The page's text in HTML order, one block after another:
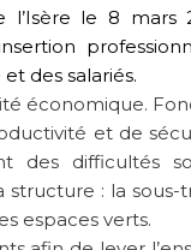
le 8 mars
des salariés.
économique.
et de
des difficultés
structure : la
espaces verts.